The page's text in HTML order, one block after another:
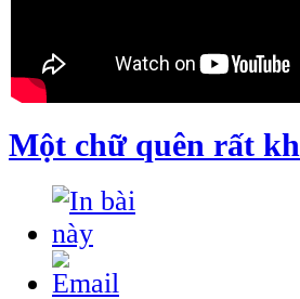
Một chữ quên rất